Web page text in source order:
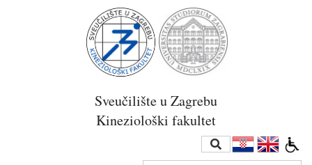
Sveučilište u Zagrebu
Kineziološki fakultet